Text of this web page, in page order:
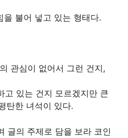
을 불어 넣고 있는 형태다.
관심이 없어서 그런 건지,
고 있는 건지 모르겠지만 큰
탄한 녀석이 있다.
글의 주제로 담을 보라 코인